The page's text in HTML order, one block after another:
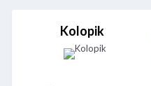
Kolopik